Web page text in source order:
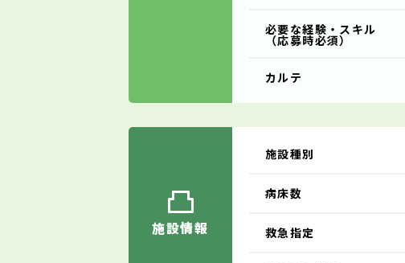
必要な経験・スキル
（応募時必須）
カルテ
施設情報
施設種別
病床数
救急指定